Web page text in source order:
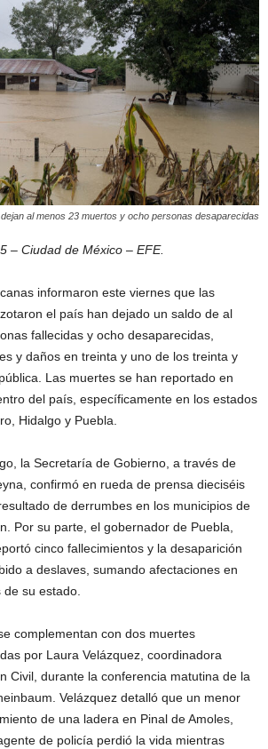
al menos 23 muertos y ocho personas desaparecidas
– Ciudad de México – EFE.
informaron este viernes que las
el país han dejado un saldo de al
fallecidas y ocho desaparecidas,
y daños en treinta y uno de los treinta y
Las muertes se han reportado en
del país, específicamente en los estados
Hidalgo y Puebla.
la Secretaría de Gobierno, a través de
confirmó en rueda de prensa dieciséis
de derrumbes en los municipios de
Por su parte, el gobernador de Puebla,
cinco fallecimientos y la desaparición
a deslaves, sumando afectaciones en
su estado.
complementan con dos muertes
por Laura Velázquez, coordinadora
Civil, durante la conferencia matutina de la
Velázquez detalló que un menor
de una ladera en Pinal de Amoles,
de policía perdió la vida mientras